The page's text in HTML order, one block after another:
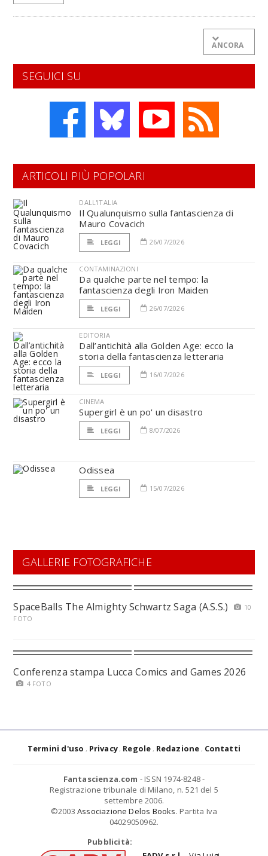
ANCORA
SEGUICI SU
ARTICOLI PIÙ POPOLARI
DALL'ITALIA
Il Qualunquismo sulla fantascienza di
Mauro Covacich
LEGGI 26/07/2026
CONTAMINAZIONI
Da qualche parte nel tempo: la
fantascienza degli Iron Maiden
LEGGI 26/07/2026
EDITORIA
Dall’antichità alla Golden Age: ecco la
storia della fantascienza letteraria
LEGGI 16/07/2026
CINEMA
Supergirl è un po' un disastro
LEGGI 8/07/2026
Odissea
LEGGI 15/07/2026
GALLERIE FOTOGRAFICHE
SpaceBalls The Almighty Schwartz Saga (A.S.S.)
10
FOTO
Conferenza stampa Lucca Comics and Games 2026
4 FOTO
Termini d'uso Privacy Regole Redazione Contatti
Fantascienza.com - ISSN 1974-8248 -
Registrazione tribunale di Milano, n. 521 del 5
settembre 2006.
©2003 Associazione Delos Books. Partita Iva
04029050962.
Pubblicità: